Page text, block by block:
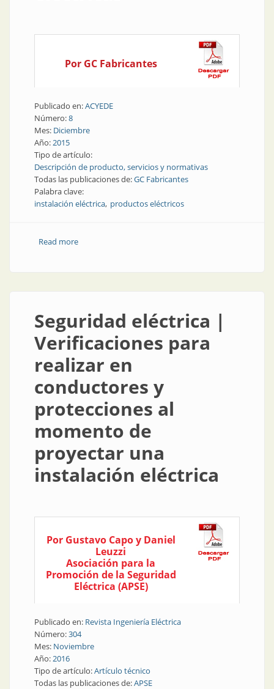
Por GC Fabricantes
Publicado en:ACYEDE
Número:8
Mes: Diciembre
Año:2015
Tipo de artículo:
Descripción de producto, servicios y normativas
Todas las publicaciones de:GC Fabricantes
Palabra clave:
instalación eléctrica productos eléctricos
Read moreabout Producto | Diversidad de productos para
Seguridad eléctrica |
Verificaciones para
realizar en
conductores y
protecciones al
momento de
proyectar una
instalación eléctrica
Por Gustavo Capo y Daniel
Leuzzi
Asociación para la
Promoción de la Seguridad
Eléctrica (APSE)
Publicado en: Revista Ingeniería Eléctrica
Número:304
Mes: Noviembre
Año:2016
Tipo de artículo:Artículo técnico
Todas las publicaciones de:APSE